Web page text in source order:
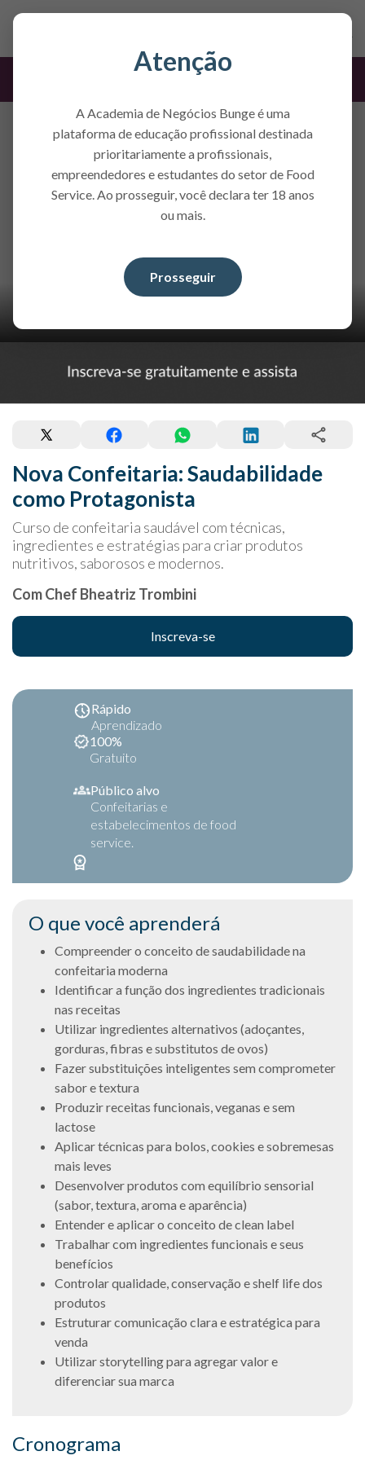
Atenção
A Academia de Negócios Bunge é uma
plataforma de educação profissional destinada
prioritariamente a profissionais,
empreendedores e estudantes do setor de Food
Service. Ao prosseguir, você declara ter 18 anos
ou mais.
Prosseguir
Confeitaria
Nova Confeitaria: Saudabilidade
como Protagonista
Curso de confeitaria saudável com técnicas,
ingredientes e estratégias para criar produtos
nutritivos, saborosos e modernos.
Com Chef Bheatriz Trombini
Inscreva-se
Rápido
Aprendizado
100%
Gratuito
Público alvo
Confeitarias e
estabelecimentos de food
service.
O que você aprenderá
Compreender o conceito de saudabilidade na
confeitaria moderna
Identificar a função dos ingredientes tradicionais
nas receitas
Utilizar ingredientes alternativos (adoçantes,
gorduras, fibras e substitutos de ovos)
Fazer substituições inteligentes sem comprometer
sabor e textura
Produzir receitas funcionais, veganas e sem
lactose
Aplicar técnicas para bolos, cookies e sobremesas
mais leves
Desenvolver produtos com equilíbrio sensorial
(sabor, textura, aroma e aparência)
Entender e aplicar o conceito de clean label
Trabalhar com ingredientes funcionais e seus
benefícios
Controlar qualidade, conservação e shelf life dos
produtos
Estruturar comunicação clara e estratégica para
venda
Utilizar storytelling para agregar valor e
diferenciar sua marca
Cronograma